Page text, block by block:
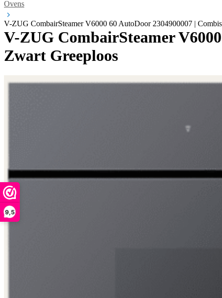
9,5
Ovens
V-ZUG CombairSteamer V6000 60 AutoDoor 2304900007 |
V-ZUG CombairSteamer
Zwart Greeploos